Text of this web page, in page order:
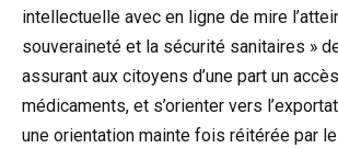
intellectuelle avec en ligne de mire
souveraineté et la sécurité sanitaires »
assurant aux citoyens d’une part un
médicaments, et s’orienter vers
une orientation mainte fois réitérée par